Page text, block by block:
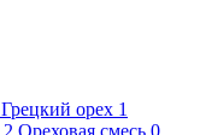
Грецкий орех 1
2 Ореховая смесь 0